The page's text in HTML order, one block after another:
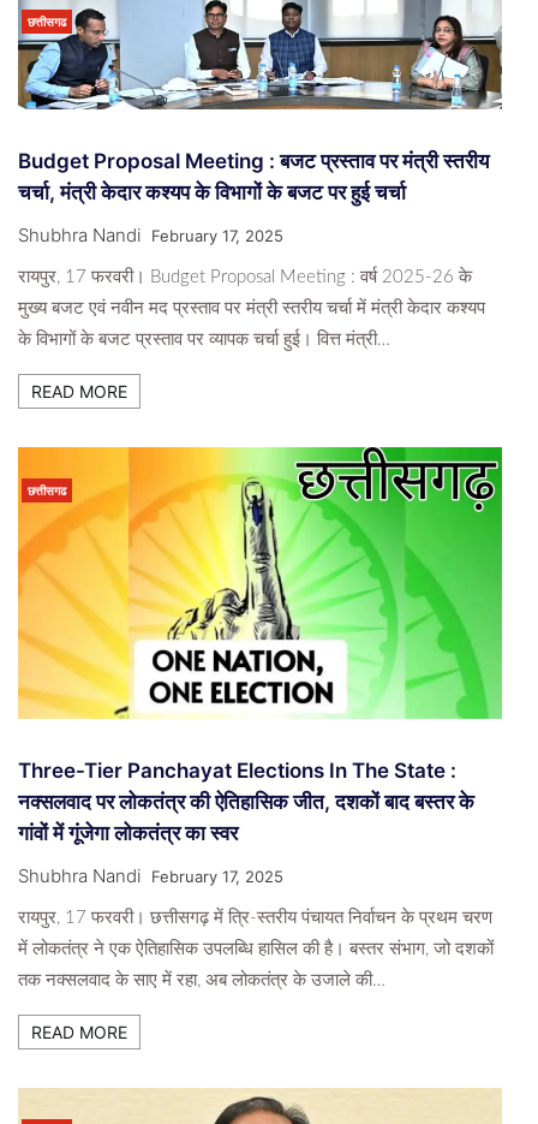
छत्तीसगढ
Budget Proposal Meeting : बजट प्रस्ताव पर मंत्री स्तरीय
चर्चा, मंत्री केदार कश्यप के विभागों के बजट पर हुई चर्चा
Shubhra Nandi February 17, 2025
रायपुर, 17 फरवरी। Budget Proposal Meeting : वर्ष 2025-26 के
मुख्य बजट एवं नवीन मद प्रस्ताव पर मंत्री स्तरीय चर्चा में मंत्री केदार कश्यप
के विभागों के बजट प्रस्ताव पर व्यापक चर्चा हुई। वित्त मंत्री…
READ MORE
छत्तीसगढ
Three-Tier Panchayat Elections In The State :
नक्सलवाद पर लोकतंत्र की ऐतिहासिक जीत, दशकों बाद बस्तर के
गांवों में गूंजेगा लोकतंत्र का स्वर
Shubhra Nandi February 17, 2025
रायपुर, 17 फरवरी। छत्तीसगढ़ में त्रि-स्तरीय पंचायत निर्वाचन के प्रथम चरण
में लोकतंत्र ने एक ऐतिहासिक उपलब्धि हासिल की है। बस्तर संभाग, जो दशकों
तक नक्सलवाद के साए में रहा, अब लोकतंत्र के उजाले की…
READ MORE